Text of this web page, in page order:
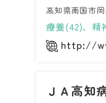
高知県南国市
療養(42)、精
http://
ＪＡ高知